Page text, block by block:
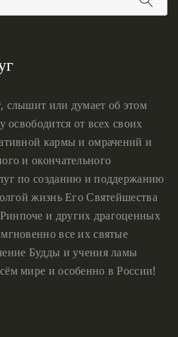
слышит или думает об этом
освободится от всех своих
кармы и омрачений и
и окончательного
по созданию и поддержанию
жизнь Его Святейшества
и других драгоценных
все их святые
Будды и учения ламы
мире и особенно в России!